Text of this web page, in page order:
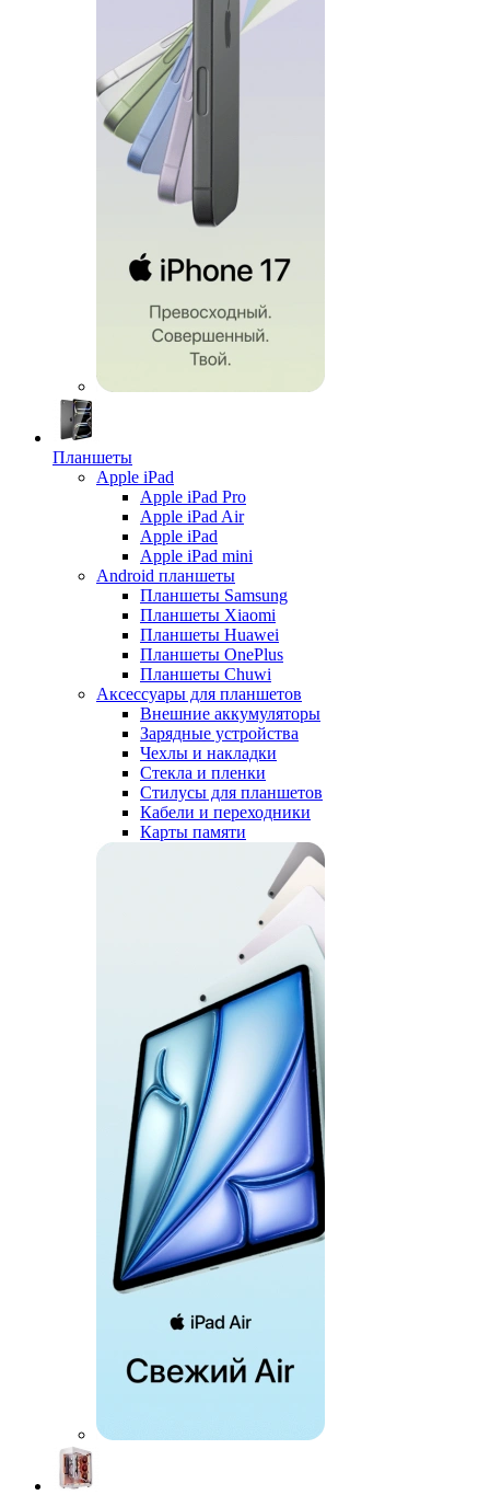
Планшеты
Apple iPad
Apple iPad Pro
Apple iPad Air
Apple iPad
Apple iPad mini
Android планшеты
Планшеты Samsung
Планшеты Xiaomi
Планшеты Huawei
Планшеты OnePlus
Планшеты Chuwi
Аксессуары для планшетов
Внешние аккумуляторы
Зарядные устройства
Чехлы и накладки
Стекла и пленки
Стилусы для планшетов
Кабели и переходники
Карты памяти